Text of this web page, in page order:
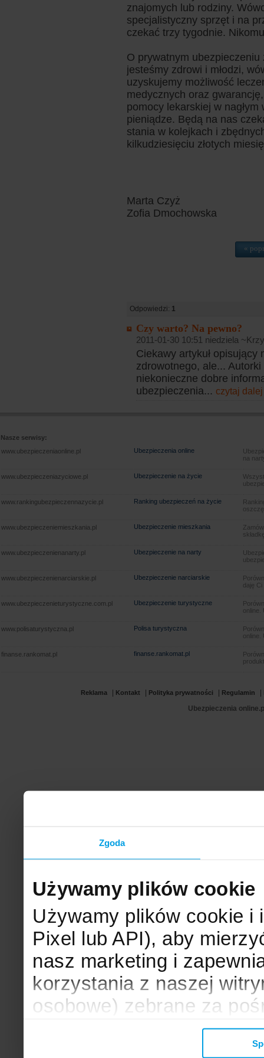
Zgoda
Używamy plików cookie
Używamy plików cookie i
Pixel lub API), aby
nasz marketing i
korzystania z naszej
osobowe) zebrane za
mogą zostać
wyświetlanych Ci
znajomych lub rodziny.
specjalistyczny sprzęt i na
czekać trzy tygodnie.
O prywatnym
jesteśmy zdrowi i młodzi,
uzyskujemy możliwość
medycznych oraz
pomocy lekarskiej w
pieniądze. Będą na nas
stania w kolejkach i
kilkudziesięciu złotych
Marta Czyż
Zofia Dmochowska
«
Odpowiedzi: 1
Czy warto? Na pewno?
2011-01-30 10:51 niedziela
Ciekawy artykuł
zdrowotnego, ale...
niekonieczne dobre
ubezpieczenia... czytaj
Nasze serwisy:
www.ubezpieczeniaonline.pl
Ubezpieczenia online
na
www.ubezpieczeniazyciowe.pl Ubezpieczenie na życie
www.rankingubezpieczennazycie.pl Ranking ubezpieczeń na życie
www.ubezpieczeniemieszkania.pl Ubezpieczenie mieszkania
www.ubezpieczenienanarty.pl Ubezpieczenie na narty
www.ubezpieczenienarciarskie.pl Ubezpieczenie narciarskie
daję
www.ubezpieczenieturystyczne.com.pl Ubezpieczenie turystyczne
www.polisaturystyczna.pl Polisa turystyczna
finanse.rankomat.pl finanse.rankomat.pl
Reklama Kontakt Polityka prywatności Regulamin
Ubezpieczenia